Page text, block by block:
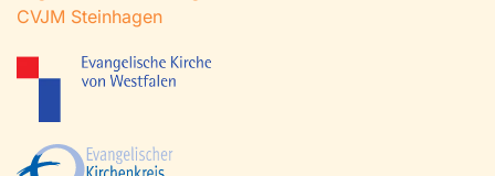
CVJM Steinhagen